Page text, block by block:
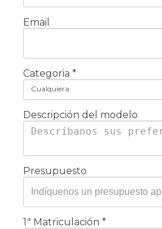
Email
Categoria *
Cualquiera
Descripción del modelo
Presupuesto
1ª Matriculación *